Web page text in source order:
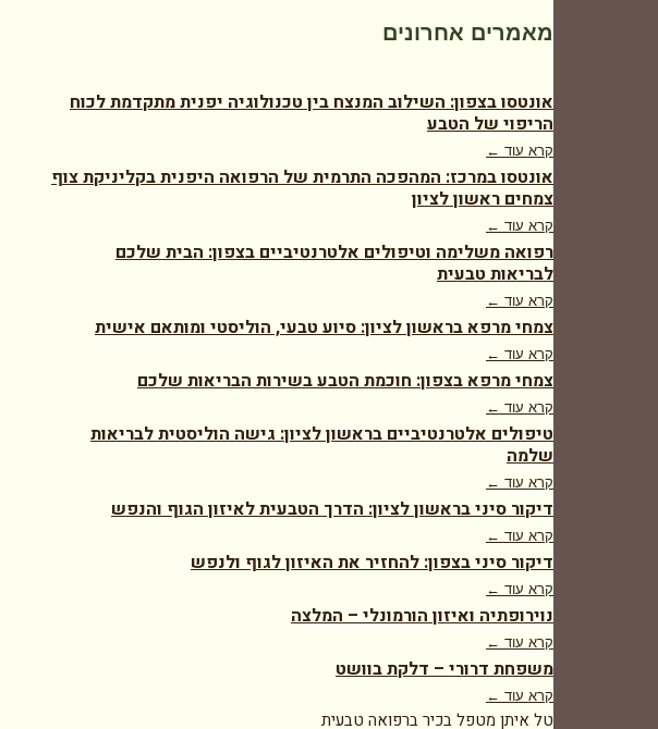
מאמרים אחרונים
אונטסו בצפון: השילוב המנצח בין טכנולוגיה יפנית מתקדמת לכוח
הריפוי של הטבע
קרא עוד ←
אונטסו במרכז: המהפכה התרמית של הרפואה היפנית בקליניקת צוף
צמחים ראשון לציון
קרא עוד ←
רפואה משלימה וטיפולים אלטרנטיביים בצפון: הבית שלכם
לבריאות טבעית
קרא עוד ←
צמחי מרפא בראשון לציון: סיוע טבעי, הוליסטי ומותאם אישית
קרא עוד ←
צמחי מרפא בצפון: חוכמת הטבע בשירות הבריאות שלכם
קרא עוד ←
טיפולים אלטרנטיביים בראשון לציון: גישה הוליסטית לבריאות
שלמה
קרא עוד ←
דיקור סיני בראשון לציון: הדרך הטבעית לאיזון הגוף והנפש
קרא עוד ←
דיקור סיני בצפון: להחזיר את האיזון לגוף ולנפש
קרא עוד ←
נוירופתיה ואיזון הורמונלי – המלצה
קרא עוד ←
משפחת דרורי – דלקת בוושט
קרא עוד ←
טל איתן מטפל בכיר ברפואה טבעית